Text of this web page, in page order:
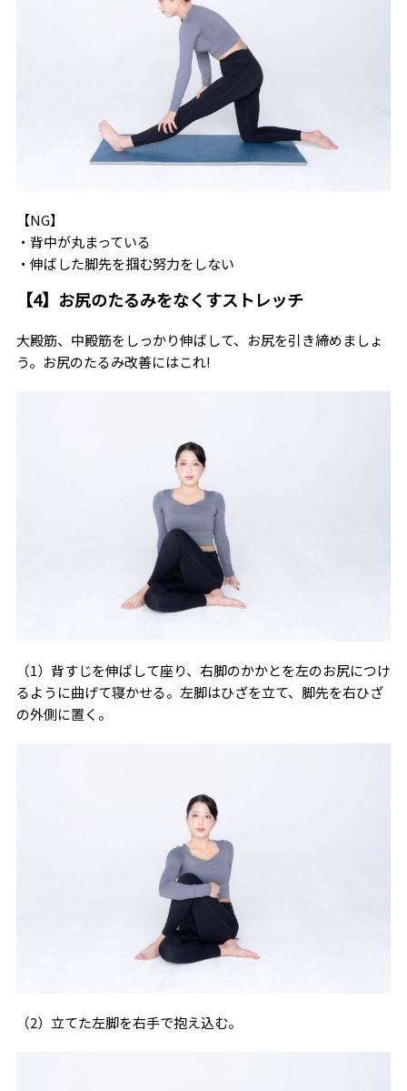
【NG】
・背中が丸まっている
・伸ばした脚先を掴む努力をしない
【4】お尻のたるみをなくすストレッチ
大殿筋、中殿筋をしっかり伸ばして、お尻を引き締めましょ
う。お尻のたるみ改善にはこれ!
（1）背すじを伸ばして座り、右脚のかかとを左のお尻につけ
るように曲げて寝かせる。左脚はひざを立て、脚先を右ひざ
の外側に置く。
（2）立てた左脚を右手で抱え込む。